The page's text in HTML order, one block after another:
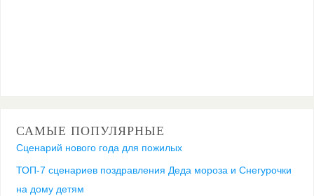
САМЫЕ ПОПУЛЯРНЫЕ
Сценарий нового года для пожилых
ТОП-7 сценариев поздравления Деда мороза и Снегурочки
на дому детям